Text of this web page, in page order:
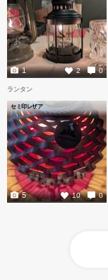
2 0
1
ランタン
セミ印レザア
10 0
5